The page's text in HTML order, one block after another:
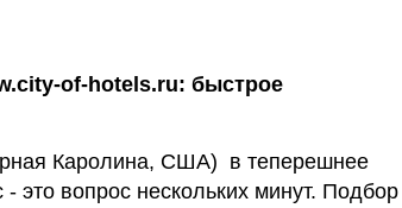
of-hotels.ru: быстрое
Каролина, США) в теперешнее
вопрос нескольких минут. Подбор